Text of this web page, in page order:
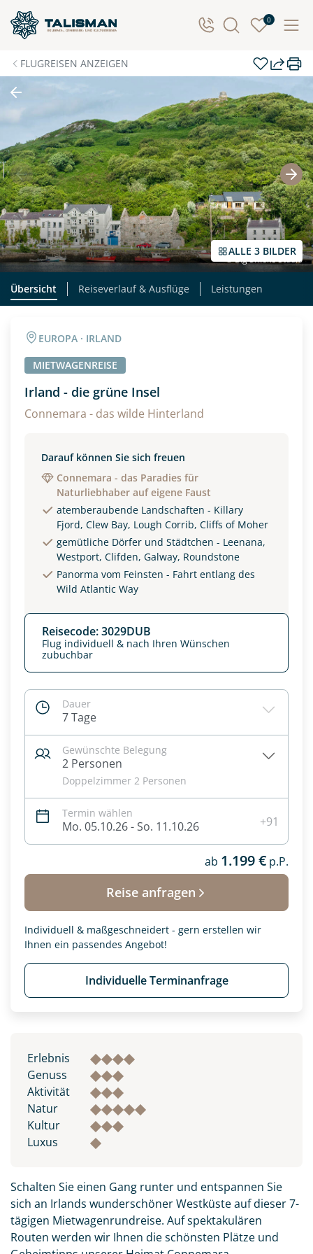
0
FLUGREISEN ANZEIGEN
ALLE 3 BILDER
© Big Smoke Studio
Übersicht Reiseverlauf & Ausflüge Leistungen
EUROPA · IRLAND
MIETWAGENREISE
Irland - die grüne Insel
Connemara - das wilde Hinterland
Darauf können Sie sich freuen
Connemara - das Paradies für
Naturliebhaber auf eigene Faust
atemberaubende Landschaften - Killary
Fjord, Clew Bay, Lough Corrib, Cliffs of Moher
gemütliche Dörfer und Städtchen - Leenana,
Westport, Clifden, Galway, Roundstone
Panorma vom Feinsten - Fahrt entlang des
Wild Atlantic Way
Reisecode: 3029DUB
Flug individuell & nach Ihren Wünschen
zubuchbar
Dauer
7 Tage
Gewünschte Belegung
2 Personen
Doppelzimmer 2 Personen
Termin wählen
Mo. 05.10.26 - So. 11.10.26 +91
ab 1.199 € p.P.
Reise anfragen
Individuell & maßgeschneidert - gern erstellen wir
Ihnen ein passendes Angebot!
Individuelle Terminanfrage
Erlebnis
Genuss
Aktivität
Natur
Kultur
Luxus
Schalten Sie einen Gang runter und entspannen Sie
sich an Irlands wunderschöner Westküste auf dieser 7-
tägigen Mietwagenrundreise. Auf spektakulären
Routen werden wir Ihnen die schönsten Plätze und
Individuelle Anfrage
Herzlichen Dank für Ihre Kontaktaufnahme! Ihr Urlaub
- so individuell wie Sie. Teilen Sie uns Ihre
Wunschtermine für die Reise mit. Wir prüfen die
Verfügbarkeit und kontaktieren Sie, um alles Weitere
zu besprechen. Gemeinsam gestalten wir Ihre
Traumreise.
Persönliche Daten
Vorname Nachname
E-Mail* Telefon
Alter
Unterkunft
EZ Familienzimmer
Reisebeginn
Option 2
Weitere Informationen
Datenschutz & Transparenz ist uns sehr wichtig!
Die Anfrage wird via SSL verschlüsselt an unseren Server
geschickt. Mit Absenden des Formulars, erklären Sie, dass
Datenschutzerklärung Widerrufhinweise
Kenntnis genommen und akzeptiert haben.